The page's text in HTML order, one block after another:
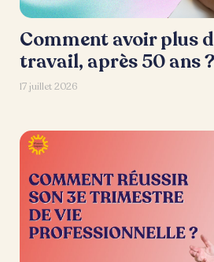
Comment avoir plus
travail, après 50 ans ?
17 juillet 2026